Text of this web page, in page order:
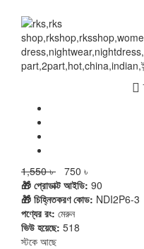
1,550 ৳ 750 ৳
🎁 প্রোডাক্ট আইডি: 90
🎁 চিহ্নিতকরণ কোড: NDI2P6-3
পণ্যের রং: মেরুন
ভিউ হয়েছে: 518
স্টকে আছে